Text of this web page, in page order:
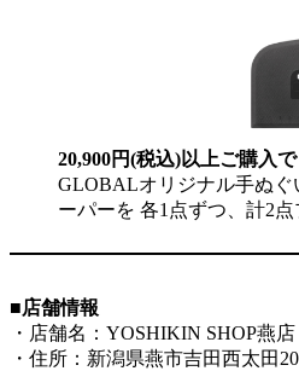
20,900円(税込)以上ご購入で
GLOBALオリジナル手ぬぐ
ーパーを 各1点ずつ、計2点
■店舗情報
・店舗名：YOSHIKIN SHOP燕店
・住所：新潟県燕市吉田西太田